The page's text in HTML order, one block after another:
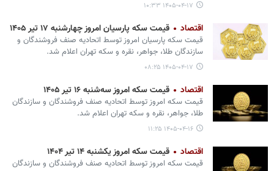
۱۴۰۵-۰۴-۱۷ ۱۰:۳۳
اقتصاد قیمت سکه پارسیان امروز چهارشنبه ۱۷ تیر ۱۴۰۵
قیمت سکه پارسیان امروز توسط اتحادیه صنف فروشندگان و
سازندگان طلا، جواهر، نقره و سکه تهران اعلام شد.
۱۴۰۵-۰۴-۱۷ ۰۸:۲۵
اقتصاد قیمت سکه امروز سه‌شنبه ۱۶ تیر ۱۴۰۵
قیمت سکه امروز توسط اتحادیه صنف فروشندگان و سازندگان
طلا، جواهر، نقره و سکه تهران اعلام شد.
۱۴۰۵-۰۴-۱۶ ۱۱:۲۵
اقتصاد قیمت سکه امروز یکشنبه ۱۴ تیر ۱۴۰۴
قیمت سکه امروز توسط اتحادیه صنف فروشندگان و سازندگان